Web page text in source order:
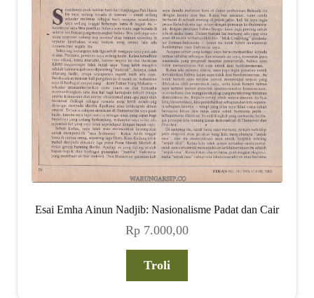
Esai Emha Ainun Nadjib: Nasionalisme Padat dan Cair
Rp 7.000,00
Troli